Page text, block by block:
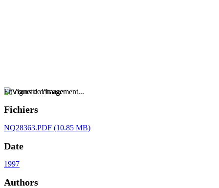
En cours de chargement...
Fichiers
NQ28363.PDF (10.85 MB)
Date
1997
Authors